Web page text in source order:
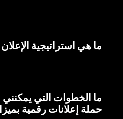
ما هي استراتيجية
ما الخطوات التي يمكنني
حملة إعلانات رقمية